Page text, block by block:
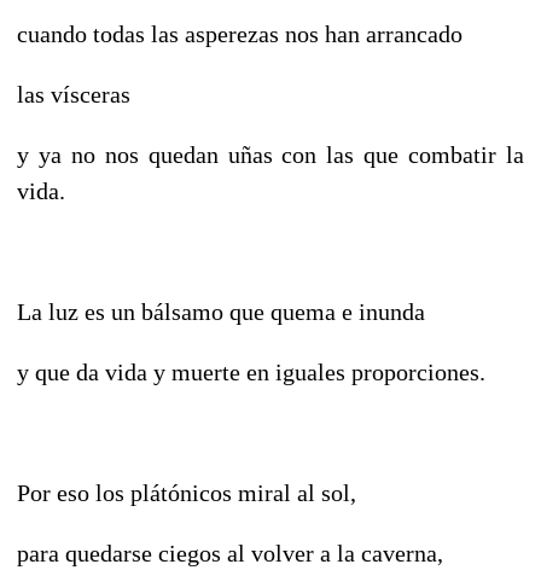
cuando todas las asperezas nos han arrancado
las vísceras
y ya no nos quedan uñas con las que combatir la
vida.
La luz es un bálsamo que quema e inunda
y que da vida y muerte en iguales proporciones.
Por eso los plátónicos miral al sol,
para quedarse ciegos al volver a la caverna,